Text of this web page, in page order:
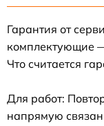
Гарантия от
комплектующие
Что считается
Для работ:
напрямую